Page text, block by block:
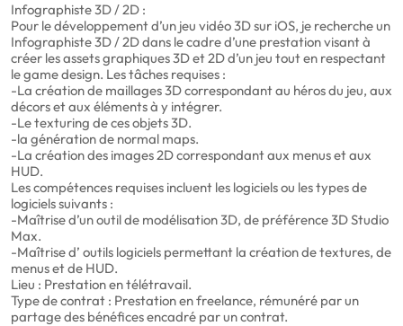
Infographiste 3D / 2D :
Pour le développement d’un jeu vidéo 3D sur iOS, je recherche un
Infographiste 3D / 2D dans le cadre d’une prestation visant à
créer les assets graphiques 3D et 2D d’un jeu tout en respectant
le game design. Les tâches requises :
-La création de maillages 3D correspondant au héros du jeu, aux
décors et aux éléments à y intégrer.
-Le texturing de ces objets 3D.
-la génération de normal maps.
-La création des images 2D correspondant aux menus et aux
HUD.
Les compétences requises incluent les logiciels ou les types de
logiciels suivants :
-Maîtrise d’un outil de modélisation 3D, de préférence 3D Studio
Max.
-Maîtrise d’ outils logiciels permettant la création de textures, de
menus et de HUD.
Lieu : Prestation en télétravail.
Type de contrat : Prestation en freelance, rémunéré par un
partage des bénéfices encadré par un contrat.